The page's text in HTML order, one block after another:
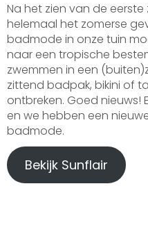
Na het zien van de
helemaal het zomerse
badmode in onze tuin
naar een tropische
zwemmen in een
zittend badpak, bikini of
ontbreken. Goed nieuws!
en we hebben een
badmode.
Bekijk Sunflair